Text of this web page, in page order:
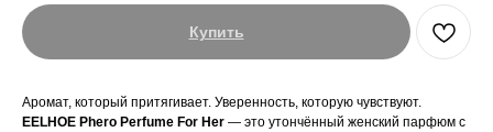
Купить
Аромат, который притягивает. Уверенность, которую чувствуют.
EELHOE Phero Perfume For Her — это утончённый женский парфюм с